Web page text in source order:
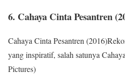
6. Cahaya Cinta Pesantren
Cahaya Cinta Pesantren
yang inspiratif, salah satunya
Pictures)